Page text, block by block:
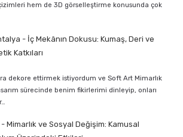
hem de 3D görselleştirme konusunda çok
- İç Mekânın Dokusu: Kumaş, Deri ve
Katkıları
dekore ettirmek istiyordum ve Soft Art Mimarlık
sürecinde benim fikirlerimi dinleyip, onları
Mimarlık ve Sosyal Değişim: Kamusal